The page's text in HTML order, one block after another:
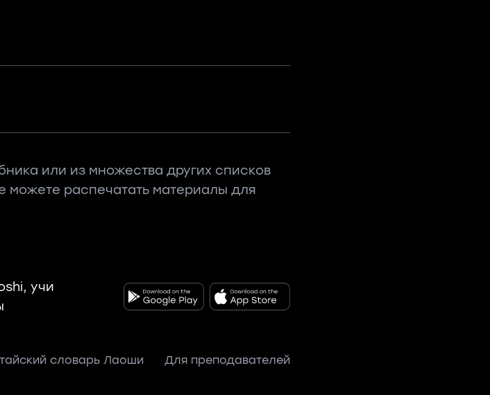
или из множества других списков
распечатать материалы для
учи
словарь Лаоши Для преподавателей